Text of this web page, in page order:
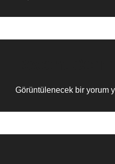
Görüntülenecek bir yorum